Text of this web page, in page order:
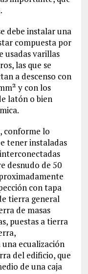
debe instalar una
compuesta por
usadas varillas
las que se
a descenso con
y con los
latón o bien
conforme lo
tener instaladas
desnudo de 50
con tapa
tierra general
de masas
puestas a tierra
ecualización
del edificio, que
de una caja